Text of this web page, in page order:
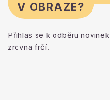
V OBRAZE?
Přihlas se k odběru
zrovna frčí.